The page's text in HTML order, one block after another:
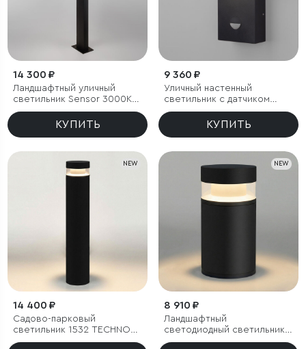
14 300 ₽
Ландшафтный уличный
светильник Sensor 3000K
Чёрный IP54
КУПИТЬ
9 360 ₽
Уличный настенный
светильник с датчиком
движения Sensor 3000K
КУПИТЬ
NEW
14 400 ₽
Садово-парковый
светильник 1532 TECHNO
LED 3000K чёрный
NEW
8 910 ₽
Ландшафтный
светодиодный светильник
1531 TECHNO LED 3000K